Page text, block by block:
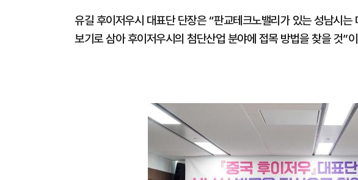
유길 후이저우시 대표단 단장은 “판교테크노밸리가 있는 성남시
보기로 삼아 후이저우시의 첨단산업 분야에 접목 방법을 찾을 것”